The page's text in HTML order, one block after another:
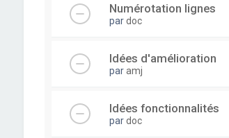
Numérotation lignes
pardoc
Idées d'amélioration
paramj
Idées fonctionnalités
pardoc